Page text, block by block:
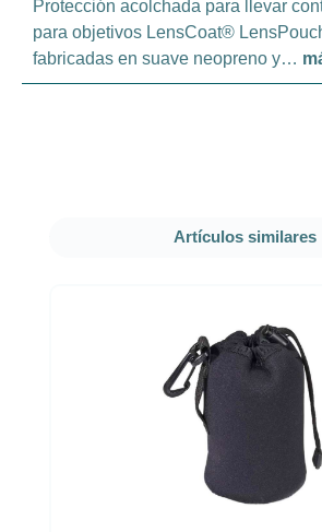
Protección acolchada para llevar
para objetivos LensCoat®
fabricadas en suave neopreno y…
Omitir la galería de productos
Artículos similares